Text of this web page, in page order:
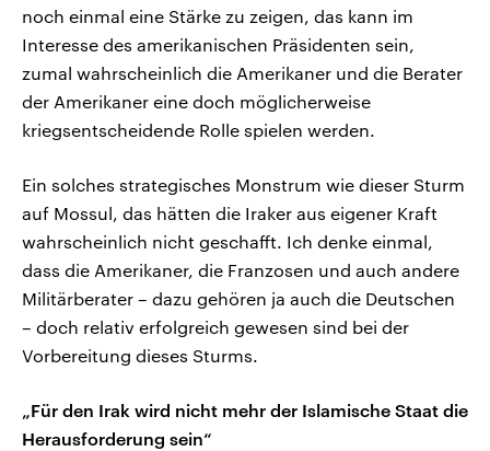
noch einmal eine Stärke zu zeigen, das kann im
Interesse des amerikanischen Präsidenten sein,
zumal wahrscheinlich die Amerikaner und die Berater
der Amerikaner eine doch möglicherweise
kriegsentscheidende Rolle spielen werden.
Ein solches strategisches Monstrum wie dieser Sturm
auf Mossul, das hätten die Iraker aus eigener Kraft
wahrscheinlich nicht geschafft. Ich denke einmal,
dass die Amerikaner, die Franzosen und auch andere
Militärberater – dazu gehören ja auch die Deutschen
– doch relativ erfolgreich gewesen sind bei der
Vorbereitung dieses Sturms.
„Für den Irak wird nicht mehr der Islamische Staat die
Herausforderung sein“